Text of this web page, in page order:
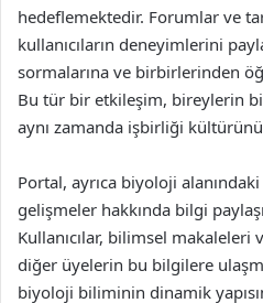
hedeflemektedir. Forumlar ve
kullanıcıların deneyimlerini
sormalarına ve birbirlerinden
Bu tür bir etkileşim, bireylerin
aynı zamanda işbirliği
Portal, ayrıca biyoloji
gelişmeler hakkında bilgi
Kullanıcılar, bilimsel makaleleri
diğer üyelerin bu bilgilere
biyoloji biliminin dinamik